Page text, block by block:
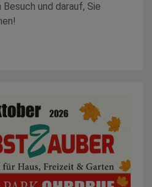
und darauf, Sie